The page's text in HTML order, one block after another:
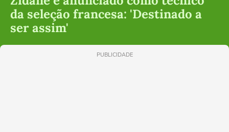
da seleção francesa: 'Destinado a
ser assim'
PUBLICIDADE